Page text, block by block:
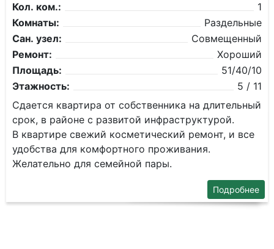
Кол. ком.:
1
Комнаты:
Раздельные
Сан. узел:
Совмещенный
Ремонт:
Хороший
Площадь:
51/40/10
Этажность:
5 / 11
Сдается квартира от собственника на длительный
срок, в районе с развитой инфраструктурой.
В квартире свежий косметический ремонт, и все
удобства для комфортного проживания.
Желательно для семейной пары.
Подробнее